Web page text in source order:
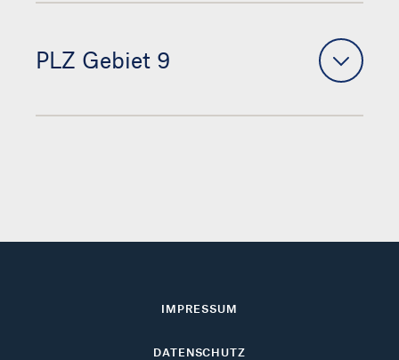
PLZ Gebiet 9
IMPRESSUM
DATENSCHUTZ